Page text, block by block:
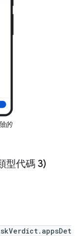
的
型代碼 3)